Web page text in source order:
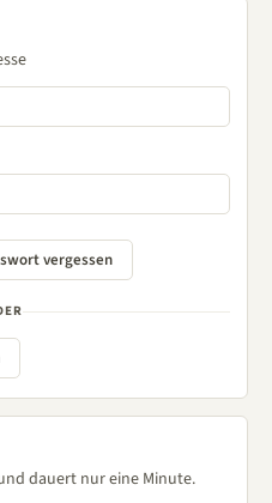
dauert nur eine Minute.